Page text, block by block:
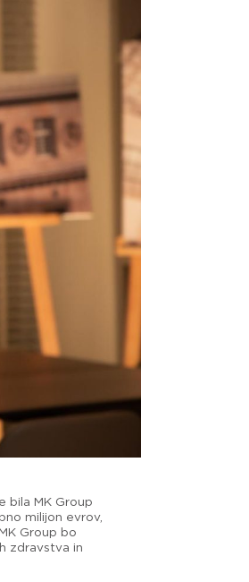
bila MK Group
milijon evrov,
Group bo
zdravstva in